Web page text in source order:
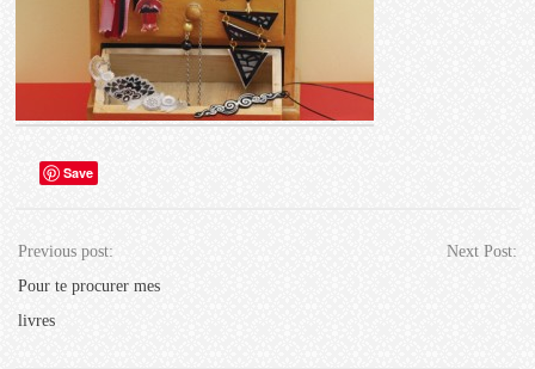
Save
Previous post:
Pour te procurer mes
livres
Next Post: